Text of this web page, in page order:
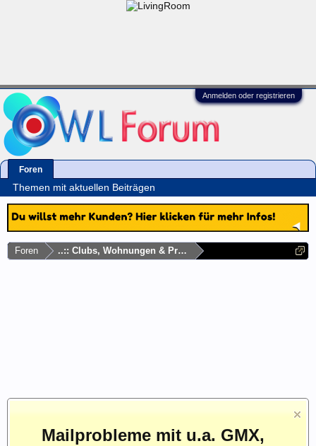
Anmelden oder registrieren
Foren ..:: Clubs, Wohnungen & Privatadressen ::..
Mailprobleme mit u.a. GMX,
Foren
Themen mit aktuellen Beiträgen